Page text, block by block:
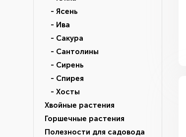
- Ясень
- Ива
- Сакура
- Сантолины
- Сирень
- Спирея
- Хосты
Хвойные растения
Горшечные растения
Полезности для садовода